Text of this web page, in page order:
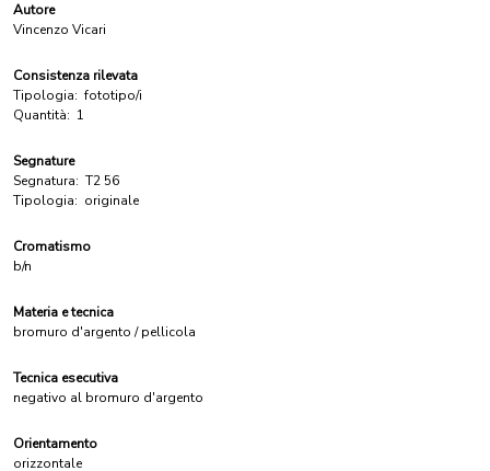
Autore
Vincenzo Vicari
Consistenza rilevata
Tipologia: fototipo/i
Quantità: 1
Segnature
Segnatura: T2 56
Tipologia: originale
Cromatismo
b/n
Materia e tecnica
bromuro d'argento / pellicola
Tecnica esecutiva
negativo al bromuro d'argento
Orientamento
orizzontale